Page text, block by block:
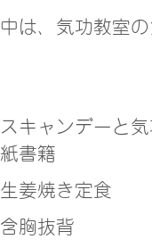
は、気功教室
キャンデーと
書籍
姜焼き定食
胸抜背